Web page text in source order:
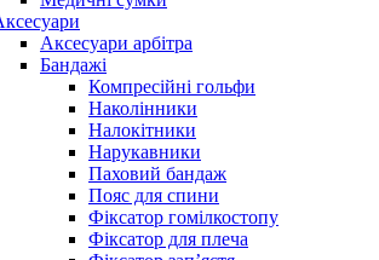
Аксесуари арбітра
Бандажі
Компресійні гольфи
Наколінники
Налокітники
Нарукавники
Паховий бандаж
Пояс для спини
Фіксатор гомілкостопу
Фіксатор для плеча